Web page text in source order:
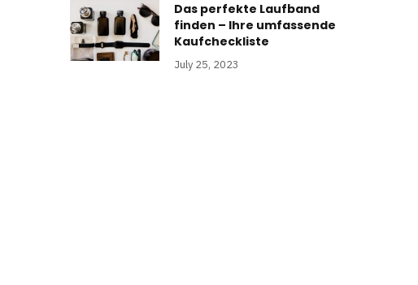
Das perfekte Laufband
finden – Ihre umfassende
Kaufcheckliste
July 25, 2023